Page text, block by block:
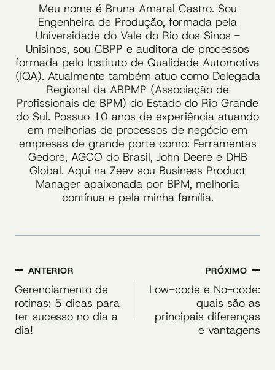
Meu nome é Bruna Amaral Castro. Sou
Engenheira de Produção, formada pela
Universidade do Vale do Rio dos Sinos -
Unisinos, sou CBPP e auditora de processos
formada pelo Instituto de Qualidade Automotiva
(IQA). Atualmente também atuo como Delegada
Regional da ABPMP (Associação de
Profissionais de BPM) do Estado do Rio Grande
do Sul. Possuo 10 anos de experiência atuando
em melhorias de processos de negócio em
empresas de grande porte como: Ferramentas
Gedore, AGCO do Brasil, John Deere e DHB
Global. Aqui na Zeev sou Business Product
Manager apaixonada por BPM, melhoria
contínua e pela minha família.
Navegação
de
Post
ANTERIOR
Gerenciamento de
rotinas: 5 dicas para
ter sucesso no dia a
dia!
PRÓXIMO
Low-code e No-code:
quais são as
principais diferenças
e vantagens